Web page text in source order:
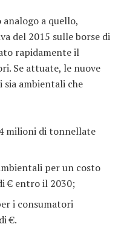
a quello,
del 2015 sulle borse di
rapidamente il
Se attuate, le nuove
ambientali che
milioni di tonnellate
per un costo
€ entro il 2030;
i consumatori
€.